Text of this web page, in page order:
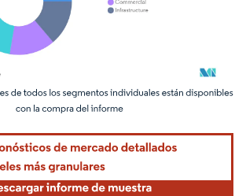
El uso requiere atribución según CC BY 4.0.